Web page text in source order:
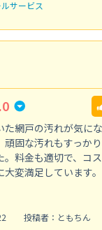
サービス
た網戸の汚れが気に
頑固な汚れもすっか
。料金も適切で、コ
変満足しています。
投稿者：ともちん